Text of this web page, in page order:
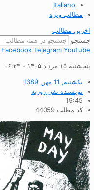
Italiano
مطالب ویژه
آخرین مطالب
جستجو
Facebook Telegram Youtube
پنجشنبه ۱۵ مرداد ۱۴۰۵ - ۰۶:۲۳
یکشنبه, 11 مهر, 1389
نویسندهتقی روزبه
19:45
کد مطلب 44059